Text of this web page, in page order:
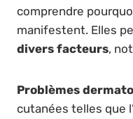
comprendre
manifestent. Elles
divers facteurs,
Problèmes
cutanées telles que